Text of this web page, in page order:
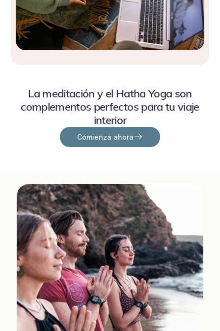
La meditación y el Hatha Yoga son
complementos perfectos para tu viaje
interior
Comienza ahora